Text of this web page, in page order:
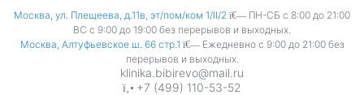
Москва, ул. Плещеева, д.11в, эт/пом/ком 1/II/2
ПН-СБ с 8:00 до 21:00
ВС с 9:00 до 19:00 без перерывов и выходных.
Москва, Алтуфьевское ш. 66 стр.1
Ежедневно с 9:00 до 21:00 без
перерывов и выходных.
klinika.bibirevo@mail.ru
+7 (499) 110-53-52